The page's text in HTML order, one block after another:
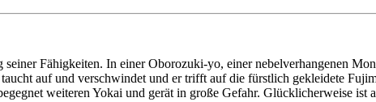
Fähigkeiten. In einer Oborozuki-yo, einer nebelverhangenen
auf und verschwindet und er trifft auf die fürstlich gekleidete
weiteren Yokai und gerät in große Gefahr. Glücklicherweise ist